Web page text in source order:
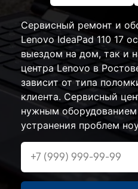
Сервисный ремонт и
Lenovo IdeaPad 110 17
выездом на дом, так и
центра Lenovo в
зависит от типа
клиента. Сервисный
нужным оборудованием
устранения проблем